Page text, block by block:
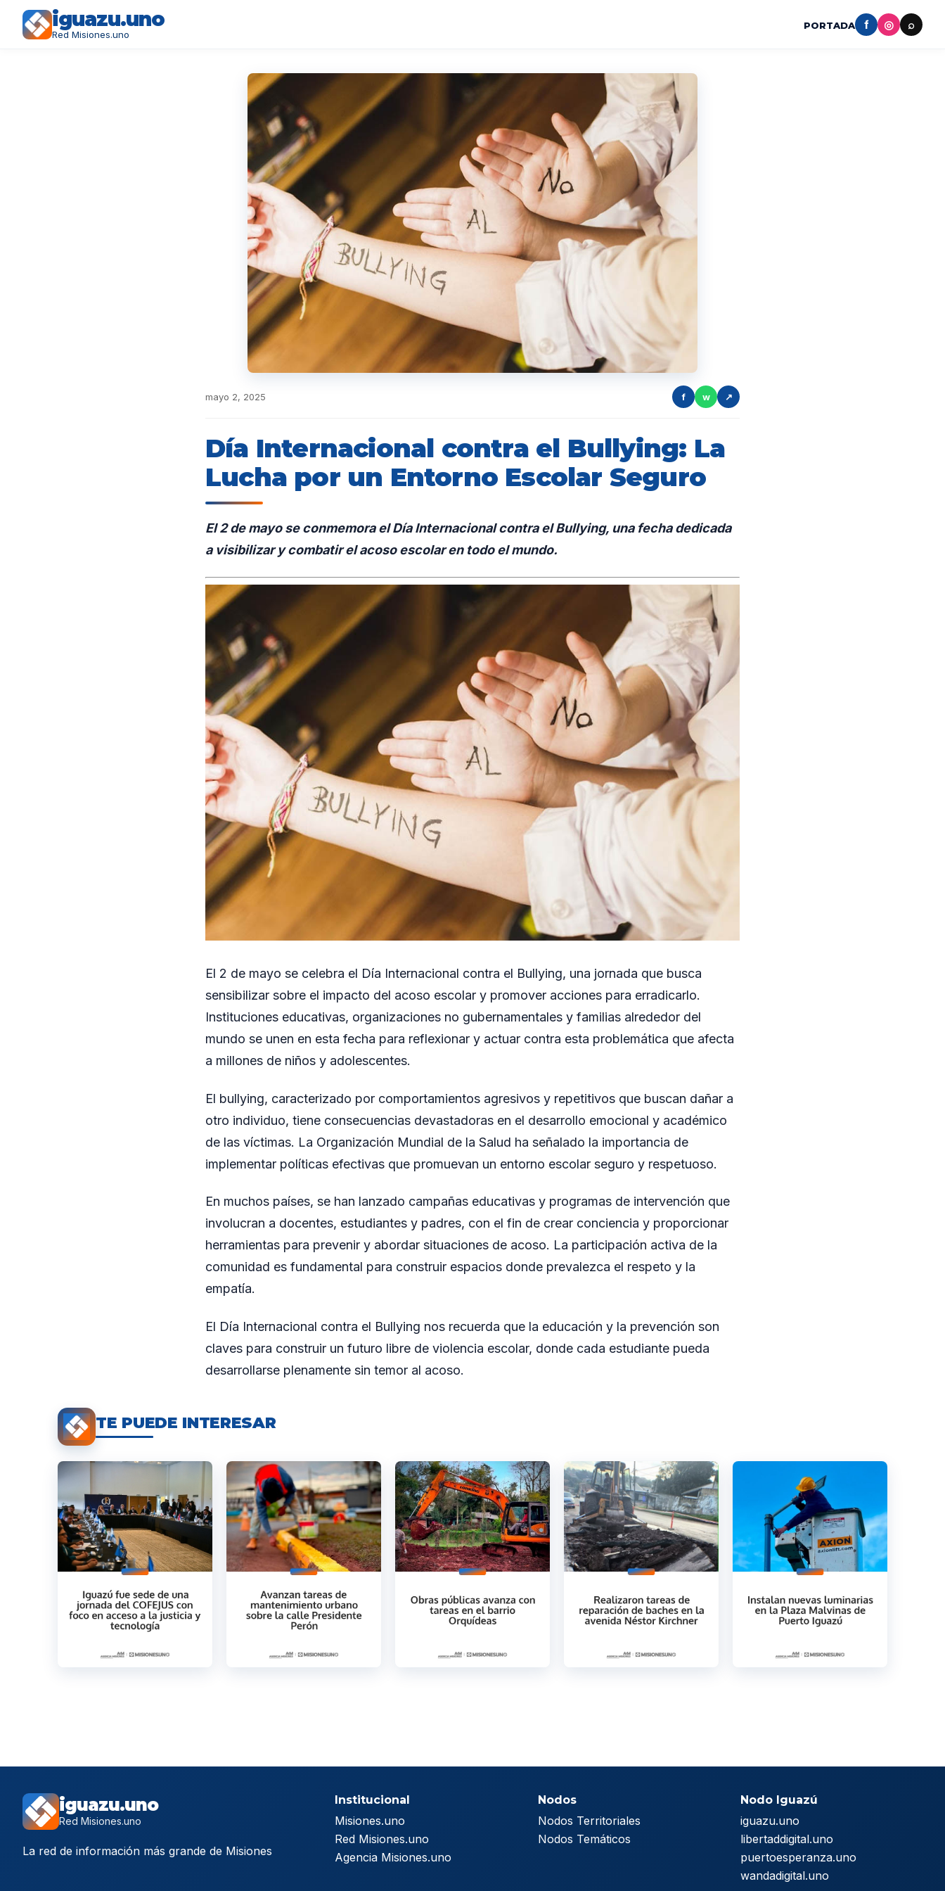
iguazu.uno
Red Misiones.uno
PORTADA f ◎ ⌕
mayo 2, 2025 f w ↗
Día Internacional contra el Bullying: La
Lucha por un Entorno Escolar Seguro
El 2 de mayo se conmemora el Día Internacional contra el Bullying, una fecha dedicada
a visibilizar y combatir el acoso escolar en todo el mundo.
El 2 de mayo se celebra el Día Internacional contra el Bullying, una jornada que busca
sensibilizar sobre el impacto del acoso escolar y promover acciones para erradicarlo.
Instituciones educativas, organizaciones no gubernamentales y familias alrededor del
mundo se unen en esta fecha para reflexionar y actuar contra esta problemática que afecta
a millones de niños y adolescentes.
El bullying, caracterizado por comportamientos agresivos y repetitivos que buscan dañar a
otro individuo, tiene consecuencias devastadoras en el desarrollo emocional y académico
de las víctimas. La Organización Mundial de la Salud ha señalado la importancia de
implementar políticas efectivas que promuevan un entorno escolar seguro y respetuoso.
En muchos países, se han lanzado campañas educativas y programas de intervención que
involucran a docentes, estudiantes y padres, con el fin de crear conciencia y proporcionar
herramientas para prevenir y abordar situaciones de acoso. La participación activa de la
comunidad es fundamental para construir espacios donde prevalezca el respeto y la
empatía.
El Día Internacional contra el Bullying nos recuerda que la educación y la prevención son
claves para construir un futuro libre de violencia escolar, donde cada estudiante pueda
desarrollarse plenamente sin temor al acoso.
TE PUEDE INTERESAR
iguazu.uno
Red Misiones.uno
La red de información más grande de Misiones
Institucional
Misiones.uno
Red Misiones.uno
Agencia Misiones.uno
Nodos
Nodos Territoriales
Nodos Temáticos
Nodo Iguazú
iguazu.uno
libertaddigital.uno
puertoesperanza.uno
wandadigital.uno